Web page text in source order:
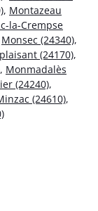
, Montazeau
la-Crempse
Monsec (24340),
(24170),
, Monmadalès
(24240),
(24610),